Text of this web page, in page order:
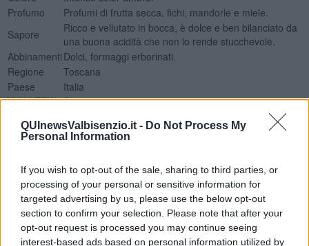
QUInewsValbisenzio.it - Do Not Process My
Personal Information
If you wish to opt-out of the sale, sharing to third parties, or
processing of your personal or sensitive information for
targeted advertising by us, please use the below opt-out
section to confirm your selection. Please note that after your
opt-out request is processed you may continue seeing
interest-based ads based on personal information utilized by
Profumo
Profumi di frutta secca, fichi, mandorle e miele.
Sapore
Ricco e vellutato in bocca, è dolce e ben bilanciato da
una buona acidità che non lo rende stucchevole.
Abbinamenti Dolci, formaggi erborinati.
Regione
Toscana
Paese
Italia
[GALLERY(2)]
Nadio Stronchi
Se vuoi leggere le notizie principali della Toscana iscriviti alla
Newsletter QUInews - ToscanaMedia.Arriva gratis tutti i giorni
alle 20:00 direttamente nella tua casella di posta.